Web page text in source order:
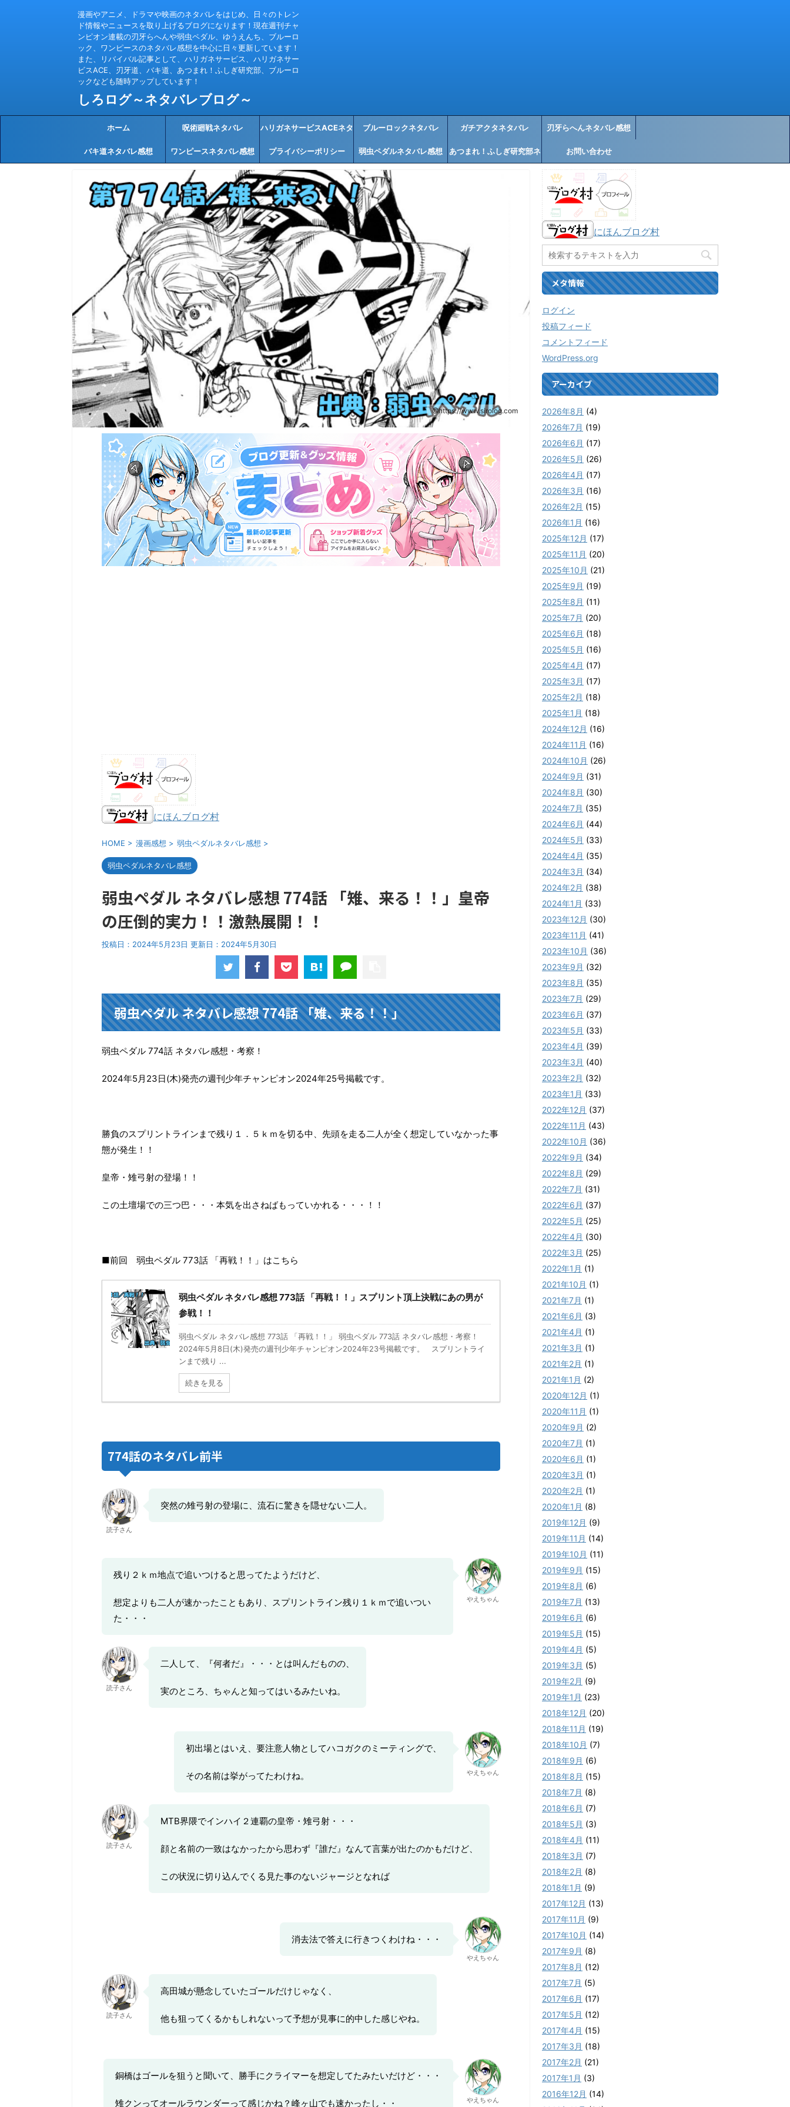
漫画やアニメ、ドラマや映画のネタバレをはじめ、日々のトレン
ド情報やニュースを取り上げるブログになります！現在週刊チャ
ンピオン連載の刃牙らへんや弱虫ペダル、ゆうえんち、ブルーロ
ック、ワンピースのネタバレ感想を中心に日々更新しています！
また、リバイバル記事として、ハリガネサービス、ハリガネサー
ビスACE、刃牙道、バキ道、あつまれ！ふしぎ研究部、ブルーロ
ックなども随時アップしています！
しろログ～ネタバレブログ～
ホーム 呪術廻戦ネタバレ ハリガネサービスACEネタ
バレ感想
ブルーロックネタバレ ガチアクタネタバレ 刃牙らへんネタバレ感想
バキ道ネタバレ感想 ワンピースネタバレ感想 プライバシーポリシー 弱虫ペダルネタバレ感想 あつまれ！ふしぎ研究部ネ お問い合わせ
https://www.sirolog.com
にほんブログ村
HOME > 漫画感想 > 弱虫ペダルネタバレ感想 >
弱虫ペダルネタバレ感想
弱虫ペダル ネタバレ感想 774話 「雉、来る！！」皇帝
の圧倒的実力！！激熱展開！！
投稿日：2024年5月23日 更新日： 2024年5月30日
弱虫ペダル ネタバレ感想 774話 「雉、来る！！」
弱虫ペダル 774話 ネタバレ感想・考察！
2024年5月23日(木)発売の週刊少年チャンピオン2024年25号掲載です。
勝負のスプリントラインまで残り１．５ｋｍを切る中、先頭を走る二人が全く想定していなかった事
態が発生！！
皇帝・雉弓射の登場！！
この土壇場での三つ巴・・・本気を出さねばもっていかれる・・・！！
■前回 弱虫ペダル 773話 「再戦！！」はこちら
弱虫ペダル ネタバレ感想 773話 「再戦！！」スプリント頂上決戦にあの男が
参戦！！
弱虫ペダル ネタバレ感想 773話 「再戦！！」 弱虫ペダル 773話 ネタバレ感想・考察！
2024年5月8日(木)発売の週刊少年チャンピオン2024年23号掲載です。 スプリントライ
ンまで残り ...
続きを見る
774話のネタバレ前半
読子さん
突然の雉弓射の登場に、流石に驚きを隠せない二人。
残り２ｋｍ地点で追いつけると思ってたようだけど、
想定よりも二人が速かったこともあり、スプリントライン残り１ｋｍで追いつい
た・・・
やえちゃん
読子さん
二人して、『何者だ』・・・とは叫んだものの、
実のところ、ちゃんと知ってはいるみたいね。
初出場とはいえ、要注意人物としてハコガクのミーティングで、
その名前は挙がってたわけね。 やえちゃん
読子さん
MTB界隈でインハイ２連覇の皇帝・雉弓射・・・
顔と名前の一致はなかったから思わず『誰だ』なんて言葉が出たのかもだけど、
この状況に切り込んでくる見た事のないジャージとなれば
消去法で答えに行きつくわけね・・・
やえちゃん
読子さん
高田城が懸念していたゴールだけじゃなく、
他も狙ってくるかもしれないって予想が見事に的中した感じやね。
銅橋はゴールを狙うと聞いて、勝手にクライマーを想定してたみたいだけど・・・
雉クンってオールラウンダーって感じかね？峰ヶ山でも速かったし・・ やえちゃん
にほんブログ村
メタ情報
ログイン
投稿フィード
コメントフィード
WordPress.org
アーカイブ
2026年8月 (4)
2026年7月 (19)
2026年6月 (17)
2026年5月 (26)
2026年4月 (17)
2026年3月 (16)
2026年2月 (15)
2026年1月 (16)
2025年12月 (17)
2025年11月 (20)
2025年10月 (21)
2025年9月 (19)
2025年8月 (11)
2025年7月 (20)
2025年6月 (18)
2025年5月 (16)
2025年4月 (17)
2025年3月 (17)
2025年2月 (18)
2025年1月 (18)
2024年12月 (16)
2024年11月 (16)
2024年10月 (26)
2024年9月 (31)
2024年8月 (30)
2024年7月 (35)
2024年6月 (44)
2024年5月 (33)
2024年4月 (35)
2024年3月 (34)
2024年2月 (38)
2024年1月 (33)
2023年12月 (30)
2023年11月 (41)
2023年10月 (36)
2023年9月 (32)
2023年8月 (35)
2023年7月 (29)
2023年6月 (37)
2023年5月 (33)
2023年4月 (39)
2023年3月 (40)
2023年2月 (32)
2023年1月 (33)
2022年12月 (37)
2022年11月 (43)
2022年10月 (36)
2022年9月 (34)
2022年8月 (29)
2022年7月 (31)
2022年6月 (37)
2022年5月 (25)
2022年4月 (30)
2022年3月 (25)
2022年1月 (1)
2021年10月 (1)
2021年7月 (1)
2021年6月 (3)
2021年4月 (1)
2021年3月 (1)
2021年2月 (1)
2021年1月 (2)
2020年12月 (1)
2020年11月 (1)
2020年9月 (2)
2020年7月 (1)
2020年6月 (1)
2020年3月 (1)
2020年2月 (1)
2020年1月 (8)
2019年12月 (9)
2019年11月 (14)
2019年10月 (11)
2019年9月 (15)
2019年8月 (6)
2019年7月 (13)
2019年6月 (6)
2019年5月 (15)
2019年4月 (5)
2019年3月 (5)
2019年2月 (9)
2019年1月 (23)
2018年12月 (20)
2018年11月 (19)
2018年10月 (7)
2018年9月 (6)
2018年8月 (15)
2018年7月 (8)
2018年6月 (7)
2018年5月 (3)
2018年4月 (11)
2018年3月 (7)
2018年2月 (8)
2018年1月 (9)
2017年12月 (13)
2017年11月 (9)
2017年10月 (14)
2017年9月 (8)
2017年8月 (12)
2017年7月 (5)
2017年6月 (17)
2017年5月 (12)
2017年4月 (15)
2017年3月 (18)
2017年2月 (21)
2017年1月 (3)
2016年12月 (14)